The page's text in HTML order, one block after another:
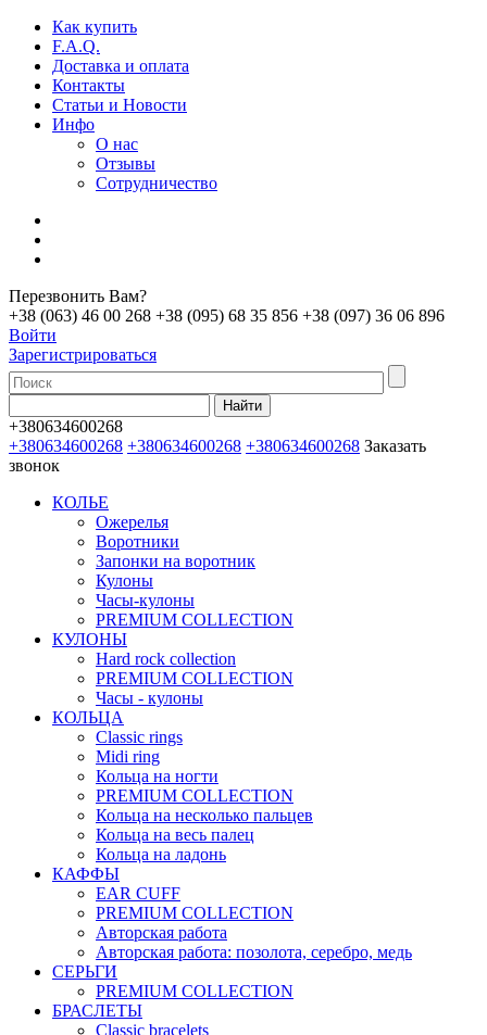
Как купить
F.A.Q.
Доставка и оплата
Контакты
Статьи и Новости
Инфо
О нас
Отзывы
Сотрудничество
Перезвонить Вам?
+38 (063) 46 00 268 +38 (095) 68 35 856 +38 (097) 36 06 896
Войти
Зарегистрироваться
+380634600268
+380634600268 +380634600268 +380634600268 Заказать
звонок
КОЛЬЕ
Ожерелья
Воротники
Запонки на воротник
Кулоны
Часы-кулоны
PREMIUM COLLECTION
КУЛОНЫ
Hard rock collection
PREMIUM COLLECTION
Часы - кулоны
КОЛЬЦА
Classic rings
Midi ring
Кольца на ногти
PREMIUM COLLECTION
Кольца на несколько пальцев
Кольца на весь палец
Кольца на ладонь
КАФФЫ
EAR CUFF
PREMIUM COLLECTION
Авторская работа
Авторская работа: позолота, серебро, медь
СЕРЬГИ
PREMIUM COLLECTION
БРАСЛЕТЫ
Classic bracelets